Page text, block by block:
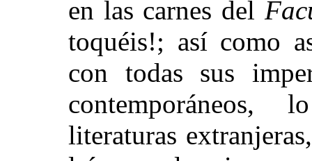
en las carnes del
toquéis!; así como
con todas sus
contemporáneos,
literaturas